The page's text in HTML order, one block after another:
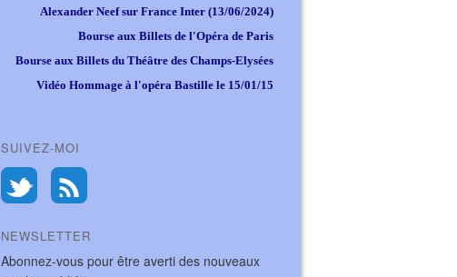
Alexander Neef sur France Inter (13/06/2024)
Bourse aux Billets de l'Opéra de Paris
Bourse aux Billets du Théâtre des Champs-Elysées
Vidéo Hommage à l'opéra Bastille le 15/01/15
SUIVEZ-MOI
NEWSLETTER
Abonnez-vous pour être averti des nouveaux